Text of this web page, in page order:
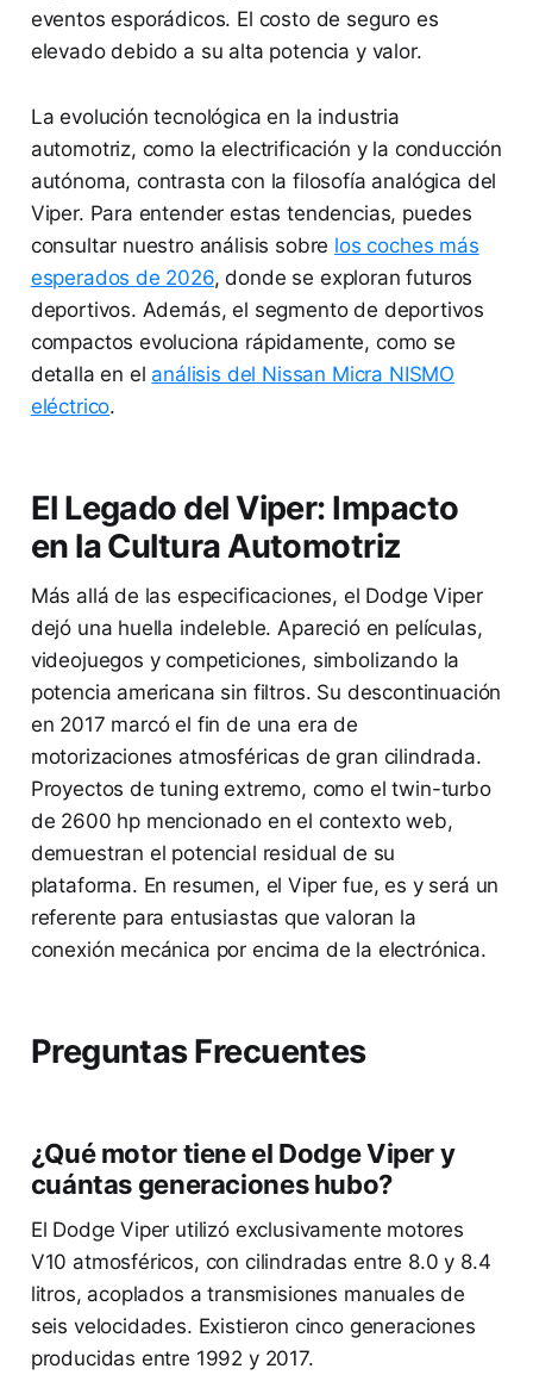
eventos esporádicos. El costo de seguro es
elevado debido a su alta potencia y valor.
La evolución tecnológica en la industria
automotriz, como la electrificación y la conducción
autónoma, contrasta con la filosofía analógica del
Viper. Para entender estas tendencias, puedes
consultar nuestro análisis sobre los coches más
esperados de 2026, donde se exploran futuros
deportivos. Además, el segmento de deportivos
compactos evoluciona rápidamente, como se
detalla en el análisis del Nissan Micra NISMO
eléctrico.
El Legado del Viper: Impacto
en la Cultura Automotriz
Más allá de las especificaciones, el Dodge Viper
dejó una huella indeleble. Apareció en películas,
videojuegos y competiciones, simbolizando la
potencia americana sin filtros. Su descontinuación
en 2017 marcó el fin de una era de
motorizaciones atmosféricas de gran cilindrada.
Proyectos de tuning extremo, como el twin-turbo
de 2600 hp mencionado en el contexto web,
demuestran el potencial residual de su
plataforma. En resumen, el Viper fue, es y será un
referente para entusiastas que valoran la
conexión mecánica por encima de la electrónica.
Preguntas Frecuentes
¿Qué motor tiene el Dodge Viper y
cuántas generaciones hubo?
El Dodge Viper utilizó exclusivamente motores
V10 atmosféricos, con cilindradas entre 8.0 y 8.4
litros, acoplados a transmisiones manuales de
seis velocidades. Existieron cinco generaciones
producidas entre 1992 y 2017.